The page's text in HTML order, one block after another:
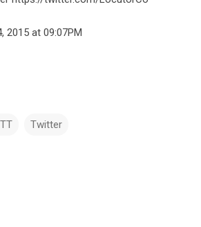
2015 at 09:07PM
Twitter